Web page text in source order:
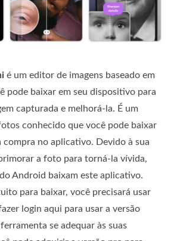
é um editor de imagens baseado em
pode baixar em seu dispositivo para
capturada e melhorá-la. É um
conhecido que você pode baixar
compra no aplicativo. Devido à sua
a foto para torná-la vívida,
Android baixam este aplicativo.
para baixar, você precisará usar
login aqui para usar a versão
se adequar às suas